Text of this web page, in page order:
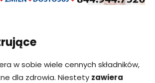
w sobie wiele cennych składników,
dla zdrowia. Niestety zawiera